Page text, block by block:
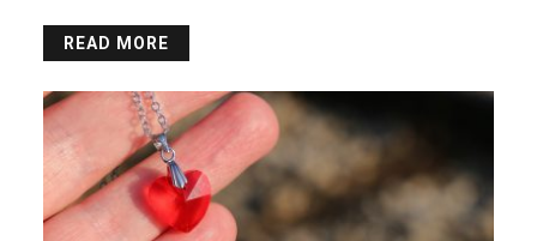
READ MORE